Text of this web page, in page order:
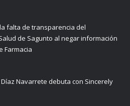
la falta de transparencia del
de Sagunto al negar información
Farmacia
Navarrete debuta con Sincerely